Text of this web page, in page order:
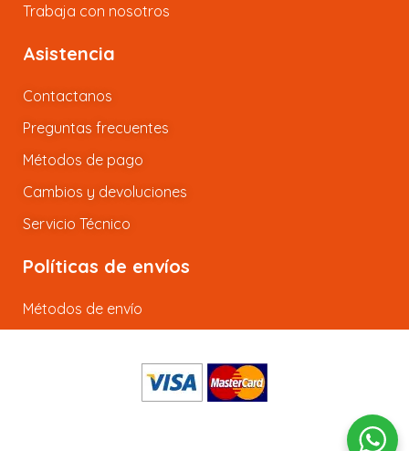
Trabaja con nosotros
Asistencia
Contactanos
Preguntas frecuentes
Métodos de pago
Cambios y devoluciones
Servicio Técnico
Políticas de envíos
Métodos de envío